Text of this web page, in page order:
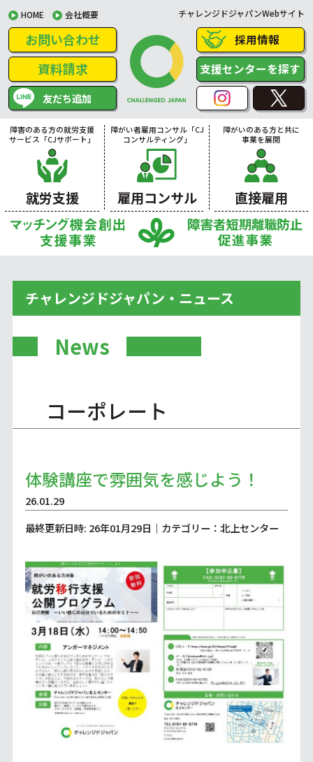
HOME 会社概要 チャレンジドジャパンWebサイト
お問い合わせ
資料請求
友だち追加
採用情報
支援センターを探す
障害のある方の就労支援
サービス「CJサポート」
就労支援
障がい者雇用コンサル「CJ
コンサルティング」
雇用コンサル
障がいのある方と共に
事業を展開
直接雇用
チャレンジドジャパン・ニュース
News
コーポレート
体験講座で雰囲気を感じよう！
26.01.29
最終更新日時: 26年01月29日｜カテゴリー：北上センター